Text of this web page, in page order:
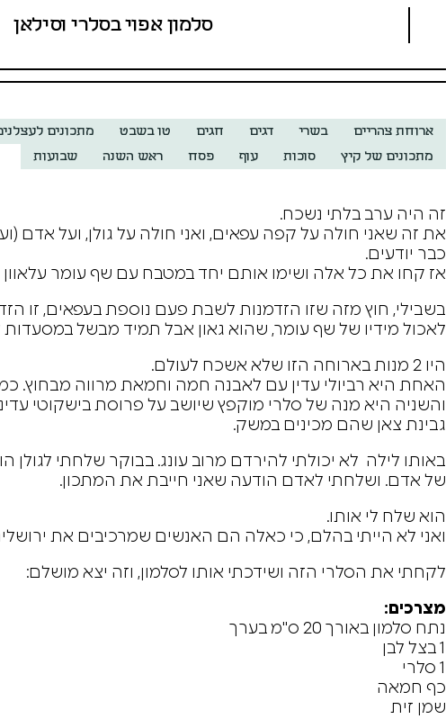
סלמון אפוי בסלרי וסילאן
ארוחת צהריים בשרי דגים חגים טו בשבט מתכונים
מתכונים של קיץ
סוכות עוף פסח ראש השנה שבועות
זה היה ערב בלתי נשכח.
את זה שאני חולה על קפה עפאים, ואני חולה על גולן, ועל אדם
כבר יודעים.
אז קחו את כל אלה ושימו אותם יחד במטבח עם שף עומר עלאוון
בשבילי, חוץ מזה שזו הזדמנות לשבת פעם נוספת בעפאים, זו
לאכול מידיו של שף עומר, שהוא גאון אבל תמיד מבשל
היו 2 מנות בארוחה הזו שלא אשכח לעולם.
האחת היא רביולי עדין עם לאבנה חמה וחמאת מרווה מבחוץ.
והשניה היא מנה של סלרי מוקפץ שיושב על פרוסת בישקוטי
גבינת צאן שהם מכינים במשק.
באותו לילה לא יכולתי להירדם מרוב עונג. בבוקר שלחתי לגולן
של אדם. ושלחתי לאדם הודעה שאני חייבת את המתכון.
הוא שלח לי אותו.
ואני לא הייתי בהלם, כי כאלה הם האנשים שמרכיבים את
לקחתי את הסלרי הזה ושידכתי אותו לסלמון, וזה יצא מושלם:
מצרכים:
נתח סלמון באורך 20 ס"מ בערך
1 בצל לבן
1 סלרי
כף חמאה
שמן זית